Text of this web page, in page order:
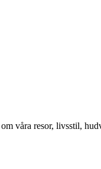
våra resor, livsstil,